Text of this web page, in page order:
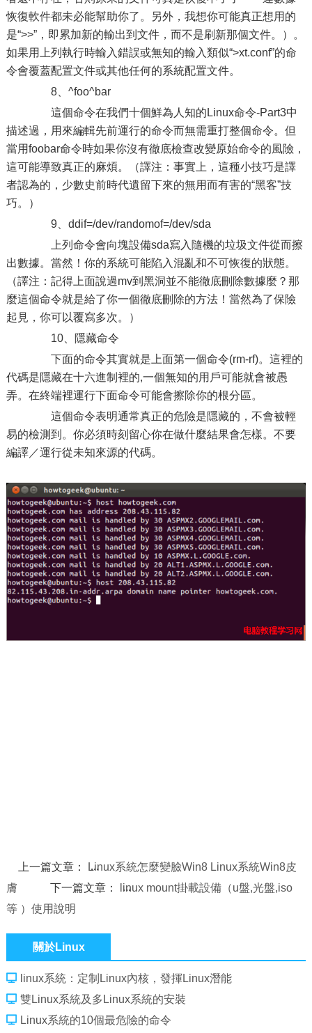
恢復軟件都未必能幫助你了。另外，我想你可能真正想用的
是“>>”，即累加新的輸出到文件，而不是刷新那個文件。）。
如果用上列執行時輸入錯誤或無知的輸入類似“>xt.conf”的命
令會覆蓋配置文件或其他任何的系統配置文件。
8、^foo^bar
這個命令在我們十個鮮為人知的Linux命令-Part3中
描述過，用來編輯先前運行的命令而無需重打整個命令。但
當用foobar命令時如果你沒有徹底檢查改變原始命令的風險，
這可能導致真正的麻煩。（譯注：事實上，這種小技巧是譯
者認為的，少數史前時代遺留下來的無用而有害的“黑客”技
巧。）
9、ddif=/dev/randomof=/dev/sda
上列命令會向塊設備sda寫入隨機的垃圾文件從而擦
出數據。當然！你的系統可能陷入混亂和不可恢復的狀態。
（譯注：記得上面說過mv到黑洞並不能徹底刪除數據麼？那
麼這個命令就是給了你一個徹底刪除的方法！當然為了保險
起見，你可以覆寫多次。）
10、隱藏命令
下面的命令其實就是上面第一個命令(rm-rf)。這裡的
代碼是隱藏在十六進制裡的,一個無知的用戶可能就會被愚
弄。在終端裡運行下面命令可能會擦除你的根分區。
這個命令表明通常真正的危險是隱藏的，不會被輕
易的檢測到。你必須時刻留心你在做什麼結果會怎樣。不要
編譯／運行從未知來源的代碼。
上一篇文章：
Linux系統怎麼變臉Win8 Linux系統Win8皮
膚
下一篇文章：
linux mount掛載設備（u盤,光盤,iso
等 ）使用說明
關於Linux
linux系統：定制Linux內核，發揮Linux潛能
雙Linux系統及多Linux系統的安裝
Linux系統的10個最危險的命令